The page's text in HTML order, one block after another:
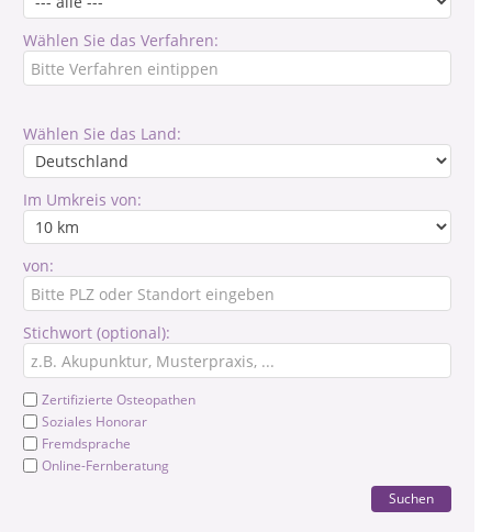
Wählen Sie das Verfahren:
Wählen Sie das Land:
Im Umkreis von:
von:
Stichwort (optional):
Zertifizierte Osteopathen
Soziales Honorar
Fremdsprache
Online-Fernberatung
Suchen